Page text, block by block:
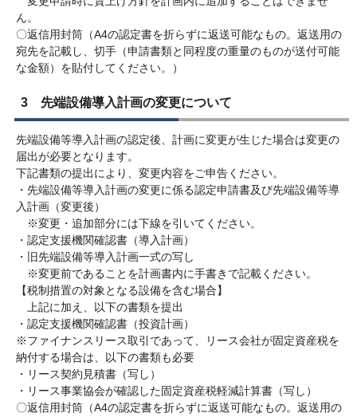
ん。
〇返信用封筒（A4の認定書を折らずに返送可能なもの。返送用の
宛先を記載し、切手（申請書類と同程度の重量のものが送付可能
な金額）を貼付してください。）
3 先端設備導入計画の変更について
先端設備等導入計画の認定後、計画に変更が生じた場合は変更の
届出が必要となります。
下記書類の提出により、変更内容をご申告ください。
・先端設備等導入計画の変更に係る認定申請書及び先端設備等導
入計画（変更後）
※変更・追加部分には下線を引いてください。
・認定支援機関確認書（導入計画）
・旧先端設備等導入計画一式の写し
※変更前であることを計画書内に手書きで記載ください。
【税制措置の対象となる設備を含む場合】
上記に加え、以下の書類を提出
・認定支援機関確認書（投資計画）
※ファイナンスリース取引であって、リース会社が固定資産税を
納付する場合は、以下の書類も必要
・リース契約見積書（写し）
・リース事業協会が確認した固定資産税軽減計算書（写し）
〇返信用封筒（A4の認定書を折らずに返送可能なもの。返送用の